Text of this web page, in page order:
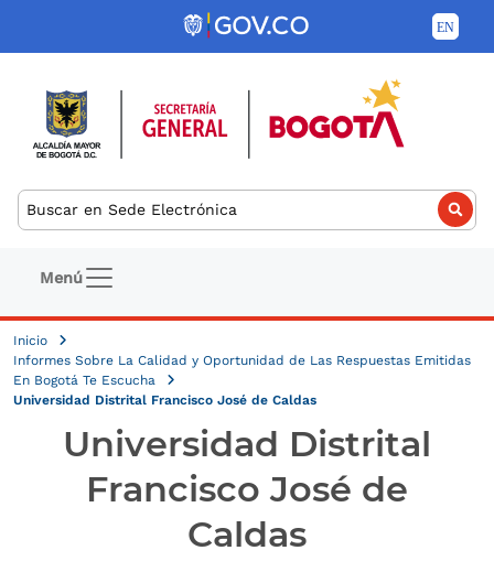
Pasar al contenido principal
Buscar
Navegación principal
Menú
Inicio
Informes Sobre La Calidad y Oportunidad de Las Respuestas Emitidas
En Bogotá Te Escucha
Universidad Distrital Francisco José de Caldas
Universidad Distrital
Francisco José de
Caldas